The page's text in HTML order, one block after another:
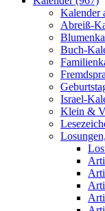
Kalender
Abreiß-
Buch-
Israel-
Klein &